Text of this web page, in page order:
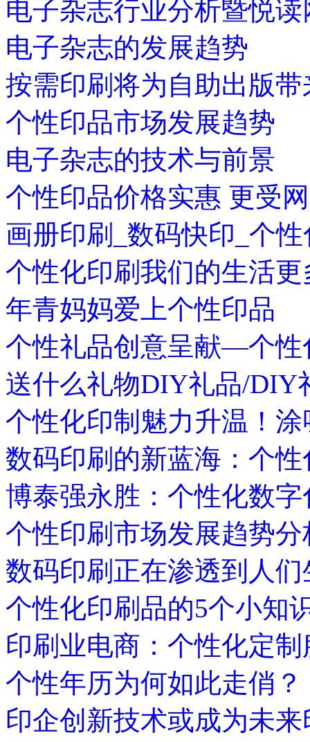
电子杂志行业分析暨悦
电子杂志的发展趋势
按需印刷将为自助出版
个性印品市场发展趋势
电子杂志的技术与前景
个性印品价格实惠 更受
画册印刷_数码快印_个
个性化印刷我们的生活
年青妈妈爱上个性印品
个性礼品创意呈献—个性
送什么礼物DIY礼品/DIY
个性化印制魅力升温！
数码印刷的新蓝海：个
博泰强永胜：个性化数
个性印刷市场发展趋势分
数码印刷正在渗透到人
个性化印刷品的5个小知
印刷业电商：个性化定
个性年历为何如此走俏？
印企创新技术或成为未